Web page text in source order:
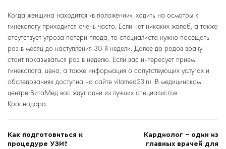
Когда женщина находится «в положении», ходить на осмотры к
гинекологу приходится очень часто. Если нет никаких жалоб, а также
отсутствует угроза потери плода, то специалиста нужно посещать
раз в месяц до наступления 30-й недели. Далее до родов врачу
стоит показываться раз в неделю. Если вас интересует прием
гинеколога, цена, а также информация о сопутствующих услугах и
обследованиях доступна на сайте vitamed23.ru. В медицинском
центре ВитаМед вас ждут одни из лучших специалистов
Краснодара.
Как подготовиться к
процедуре УЗИ?
Кардиолог – один из
главных врачей для